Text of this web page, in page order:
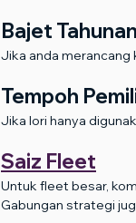
Bajet Tahunan
Jika anda merancang
Tempoh
Jika lori hanya
Saiz Fleet
Untuk fleet besar,
Gabungan strategi